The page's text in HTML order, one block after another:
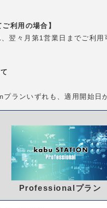
利用の場合】
翌々月第1営業日までご利
ランいずれも、適用開始日
Professionalプラン